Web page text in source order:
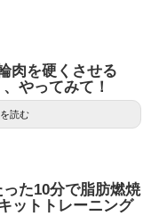
肉を硬くさせる
やってみて！
読む
った10分で脂肪燃焼
ットトレーニング